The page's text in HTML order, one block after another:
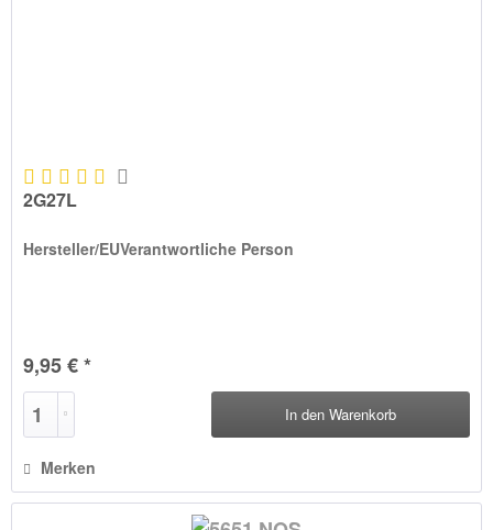
2G27L
Hersteller/EUVerantwortliche Person
9,95 € *
In den Warenkorb
Merken